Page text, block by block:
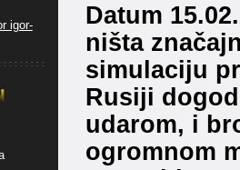
Datum
ništa
simulaciju
Rusiji
udarom, i
ogromnom